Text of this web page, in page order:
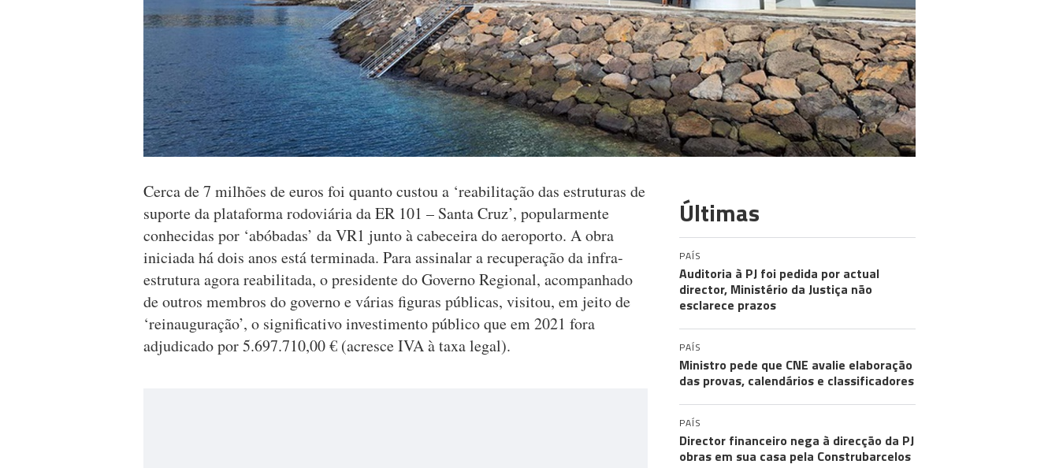
Cerca de 7 milhões de euros foi quanto custou a ‘reabilitação das estruturas de
suporte da plataforma rodoviária da ER 101 – Santa Cruz’, popularmente
conhecidas por ‘abóbadas’ da VR1 junto à cabeceira do aeroporto. A obra
iniciada há dois anos está terminada. Para assinalar a recuperação da infra-
estrutura agora reabilitada, o presidente do Governo Regional, acompanhado
de outros membros do governo e várias figuras públicas, visitou, em jeito de
‘reinauguração’, o significativo investimento público que em 2021 fora
adjudicado por 5.697.710,00 € (acresce IVA à taxa legal).
Últimas
PAÍS
Auditoria à PJ foi pedida por actual
director, Ministério da Justiça não
esclarece prazos
PAÍS
Ministro pede que CNE avalie elaboração
das provas, calendários e classificadores
PAÍS
Director financeiro nega à direcção da PJ
obras em sua casa pela Construbarcelos